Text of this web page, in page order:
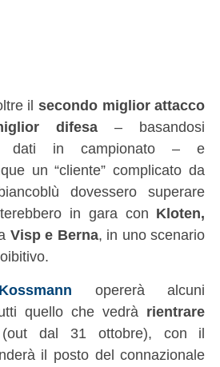
il secondo miglior attacco
difesa – basandosi
dati in campionato – e
un “cliente” complicato da
dovessero superare
in gara con Kloten,
Visp e Berna, in uno scenario
opererà alcuni
quello che vedrà rientrare
dal 31 ottobre), con il
il posto del connazionale